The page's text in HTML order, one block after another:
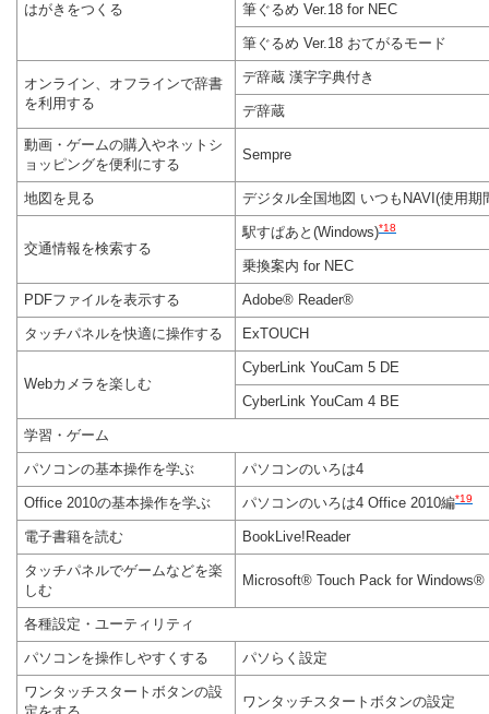
はがきをつくる 筆ぐるめ Ver.18 for NEC
筆ぐるめ Ver.18 おてがるモード
オンライン、オフラインで辞書
を利用する
デ辞蔵 漢字字典付き
デ辞蔵
動画・ゲームの購入やネットシ
ョッピングを便利にする
Sempre
地図を見る デジタル全国地図 いつもNAVI(使用期
交通情報を検索する
駅すぱあと(Windows)*18
乗換案内 for NEC
PDFファイルを表示する Adobe® Reader®
タッチパネルを快適に操作する ExTOUCH
Webカメラを楽しむ
CyberLink YouCam 5 DE
CyberLink YouCam 4 BE
学習・ゲーム
パソコンの基本操作を学ぶ パソコンのいろは4
Office 2010の基本操作を学ぶ パソコンのいろは4 Office 2010編*19
電子書籍を読む BookLive!Reader
タッチパネルでゲームなどを楽
しむ
Microsoft® Touch Pack for Windows®
各種設定・ユーティリティ
パソコンを操作しやすくする パソらく設定
ワンタッチスタートボタンの設
ワンタッチスタートボタンの設定